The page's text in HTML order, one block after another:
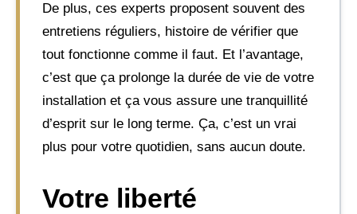
De plus, ces experts proposent souvent des
entretiens réguliers, histoire de vérifier que
tout fonctionne comme il faut. Et l’avantage,
c’est que ça prolonge la durée de vie de votre
installation et ça vous assure une tranquillité
d’esprit sur le long terme. Ça, c’est un vrai
plus pour votre quotidien, sans aucun doute.
Votre liberté